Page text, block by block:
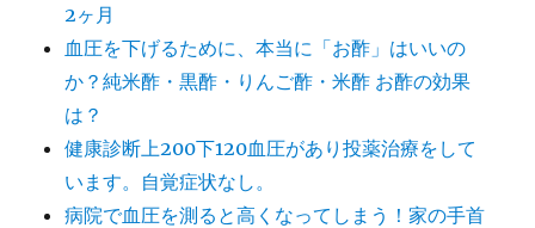
2ヶ月
血圧を下げるために、本当に「お酢」はいいの
か？純米酢・黒酢・りんご酢・米酢 お酢の効果
は？
健康診断上200下120血圧があり投薬治療をして
います。自覚症状なし。
病院で血圧を測ると高くなってしまう！家の手首